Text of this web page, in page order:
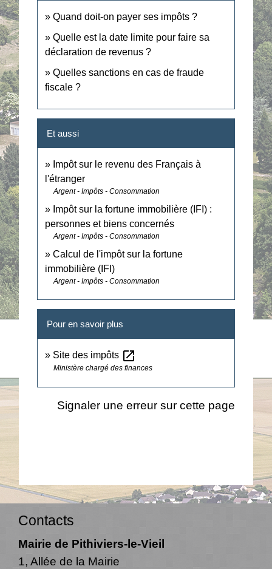
Quand doit-on payer ses impôts ?
Quelle est la date limite pour faire sa
déclaration de revenus ?
Quelles sanctions en cas de fraude
fiscale ?
Et aussi
Impôt sur le revenu des Français à
l'étranger
Argent - Impôts - Consommation
Impôt sur la fortune immobilière (IFI) :
personnes et biens concernés
Argent - Impôts - Consommation
Calcul de l'impôt sur la fortune
immobilière (IFI)
Argent - Impôts - Consommation
Pour en savoir plus
Site des impôts open_in_new
Ministère chargé des finances
Signaler une erreur sur cette page
Contacts
Mairie de Pithiviers-le-Vieil
1, Allée de la Mairie